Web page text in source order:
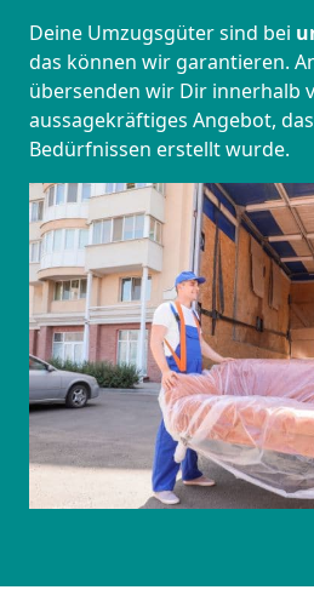
Deine Umzugsgüter sind bei
das können wir garantieren.
übersenden wir Dir innerhalb
aussagekräftiges Angebot,
Bedürfnissen erstellt wurde.